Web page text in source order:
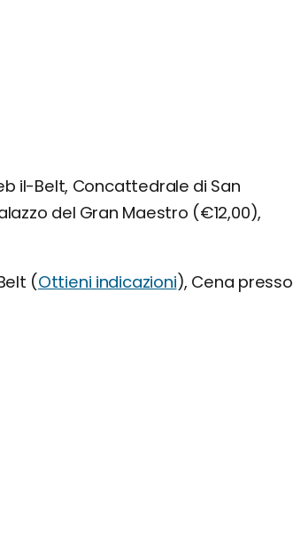
il-Belt, Concattedrale di San
del Gran Maestro (€12,00),
(Ottieni indicazioni), Cena presso